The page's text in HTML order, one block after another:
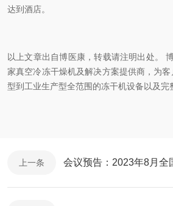
达到酒店。
以上文章出自博医康，转载请注明出处。
家真空冷冻干燥机及解决方案提供商，为
型到工业生产型全范围的冻干机设备以及完
上一条